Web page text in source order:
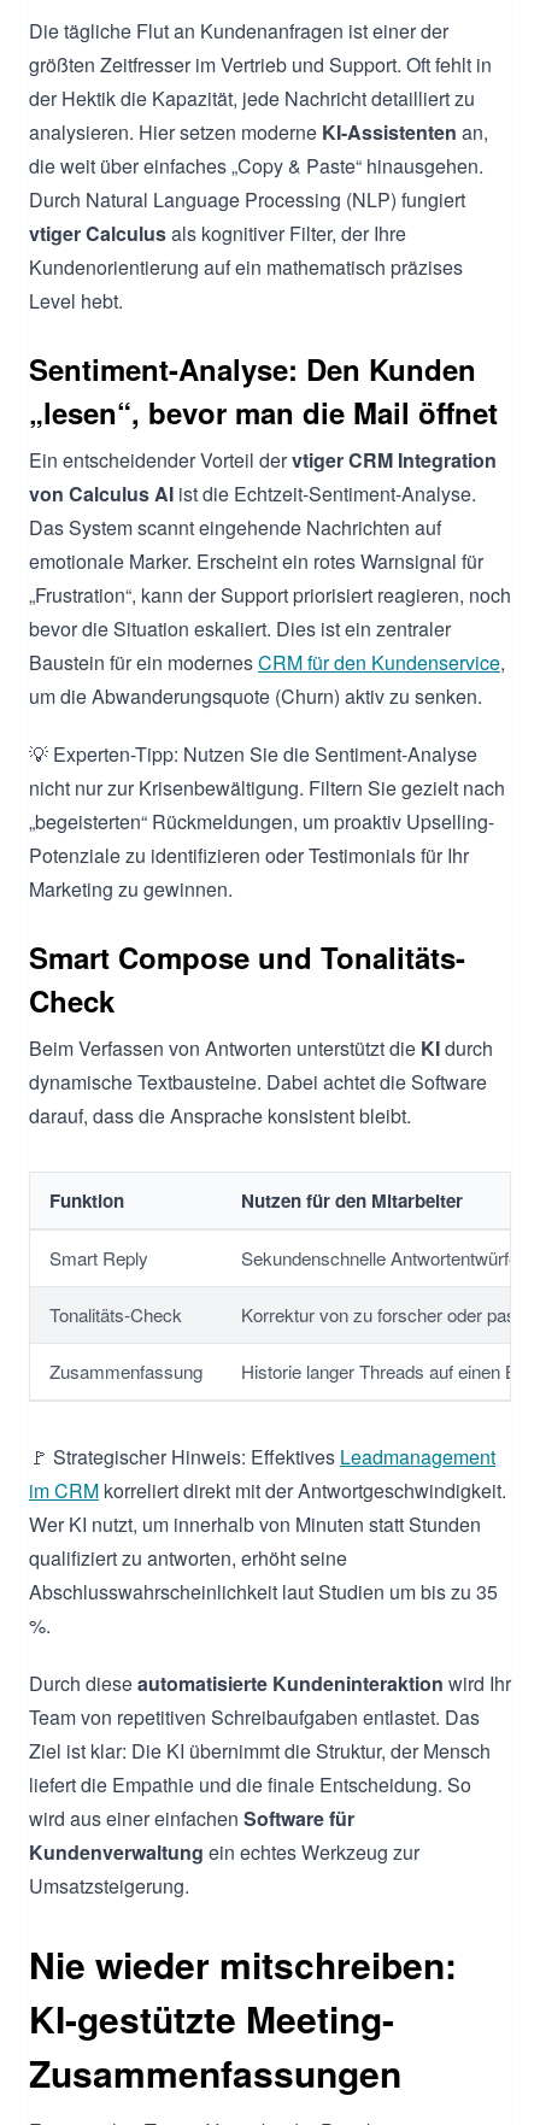
Die tägliche Flut an Kundenanfragen ist einer der
größten Zeitfresser im Vertrieb und Support. Oft fehlt in
der Hektik die Kapazität, jede Nachricht detailliert zu
analysieren. Hier setzen moderne KI-Assistenten an,
die weit über einfaches „Copy & Paste“ hinausgehen.
Durch Natural Language Processing (NLP) fungiert
vtiger Calculusals kognitiver Filter, der Ihre
Kundenorientierung auf ein mathematisch präzises
Level hebt.
Sentiment-Analyse: Den Kunden
„lesen“, bevor man die Mail öffnet
Ein entscheidender Vorteil dervtiger CRM Integration
von Calculus AI ist die Echtzeit-Sentiment-Analyse.
Das System scannt eingehende Nachrichten auf
emotionale Marker. Erscheint ein rotes Warnsignal für
„Frustration“, kann der Support priorisiert reagieren, noch
bevor die Situation eskaliert. Dies ist ein zentraler
Baustein für ein modernesCRM für den Kundenservice,
um die Abwanderungsquote (Churn) aktiv zu senken.
💡 Experten-Tipp: Nutzen Sie die Sentiment-Analyse
nicht nur zur Krisenbewältigung. Filtern Sie gezielt nach
„begeisterten“ Rückmeldungen, um proaktiv Upselling-
Potenziale zu identifizieren oder Testimonials für Ihr
Marketing zu gewinnen.
Smart Compose und Tonalitäts-
Check
Beim Verfassen von Antworten unterstützt die KIdurch
dynamische Textbausteine. Dabei achtet die Software
darauf, dass die Ansprache konsistent bleibt.
Funktion Nutzen für den Mitarbeiter
Smart Reply Sekundenschnelle Antwortentwürfe
Tonalitäts-Check Korrektur von zu forscher oder
Zusammenfassung Historie langer Threads auf einen
🚩 Strategischer Hinweis: Effektives Leadmanagement
im CRM korreliert direkt mit der Antwortgeschwindigkeit.
Wer KI nutzt, um innerhalb von Minuten statt Stunden
qualifiziert zu antworten, erhöht seine
Abschlusswahrscheinlichkeit laut Studien um bis zu 35
%.
Durch dieseautomatisierte Kundeninteraktion wird Ihr
Team von repetitiven Schreibaufgaben entlastet. Das
Ziel ist klar: Die KI übernimmt die Struktur, der Mensch
liefert die Empathie und die finale Entscheidung. So
wird aus einer einfachen Software für
Kundenverwaltung ein echtes Werkzeug zur
Umsatzsteigerung.
Nie wieder mitschreiben:
KI-gestützte Meeting-
Zusammenfassungen